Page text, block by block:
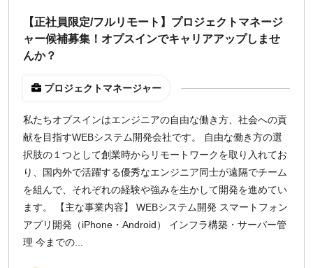
【正社員限定/フルリモート】プロジェクトマネージ
ャー候補募集！オプスインでキャリアアップしませ
んか？
プロジェクトマネージャー
私たちオプスインはエンジニアの自由な働き方、社会への貢
献を目指すWEBシステム開発会社です。 自由な働き方の選
択肢の１つとして創業時からリモートワークを取り入れてお
り、国内外で活躍する優秀なエンジニア同士が遠隔でチーム
を組んで、それぞれの経験や強みを生かして開発を進めてい
ます。 【主な事業内容】 WEBシステム開発 スマートフォン
アプリ開発（iPhone・Android） インフラ構築・サーバー管
理 今までの...